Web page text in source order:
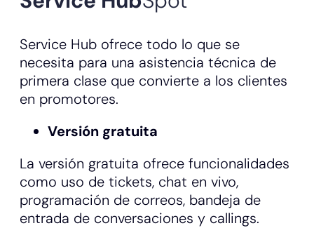
Service Hub ofrece todo lo que se
necesita para una asistencia técnica de
primera clase que convierte a los clientes
en promotores.
Versión gratuita
La versión gratuita ofrece funcionalidades
como uso de tickets, chat en vivo,
programación de correos, bandeja de
entrada de conversaciones y callings.